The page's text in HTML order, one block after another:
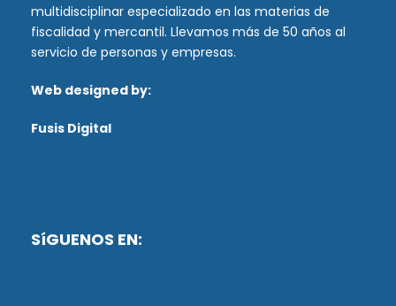
multidisciplinar especializado en las materias de
fiscalidad y mercantil. Llevamos más de 50 años al
servicio de personas y empresas.
Web designed by:
Fusis Digital
SíGUENOS EN: